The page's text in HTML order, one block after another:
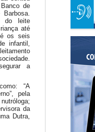
de
do leite
até
os seis
infantil,
a
“A
pela
da
Dutra,